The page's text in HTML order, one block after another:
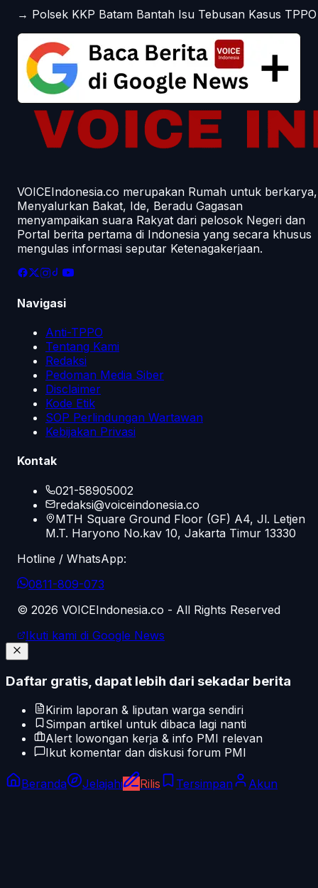
→ Polsek KKP Batam Bantah Isu Tebusan Kasus TPPO
VOICEIndonesia.co merupakan Rumah untuk berkarya,
Menyalurkan Bakat, Ide, Beradu Gagasan
menyampaikan suara Rakyat dari pelosok Negeri dan
Portal berita pertama di Indonesia yang secara khusus
mengulas informasi seputar Ketenagakerjaan.
Navigasi
Anti-TPPO
Tentang Kami
Redaksi
Pedoman Media Siber
Disclaimer
Kode Etik
SOP Perlindungan Wartawan
Kebijakan Privasi
Kontak
021-58905002
redaksi@voiceindonesia.co
MTH Square Ground Floor (GF) A4, Jl. Letjen
M.T. Haryono No.kav 10, Jakarta Timur 13330
Hotline / WhatsApp:
0811-809-073
© 2026 VOICEIndonesia.co - All Rights Reserved
Ikuti kami di Google News
Daftar gratis, dapat lebih dari sekadar berita
Kirim laporan & liputan warga sendiri
Simpan artikel untuk dibaca lagi nanti
Alert lowongan kerja & info PMI relevan
Ikut komentar dan diskusi forum PMI
Beranda Jelajahi Rilis Tersimpan Akun